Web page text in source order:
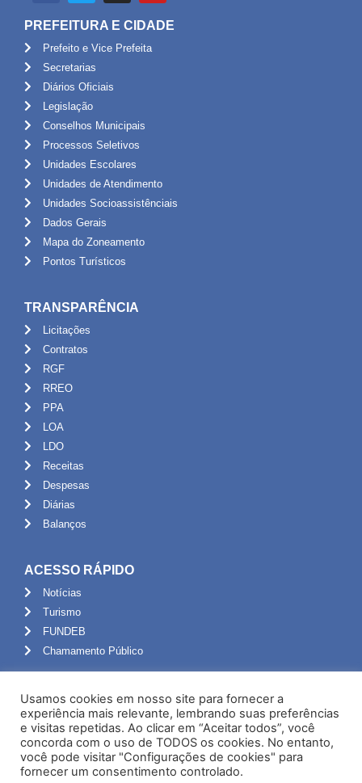
PREFEITURA E CIDADE
Prefeito e Vice Prefeita
Secretarias
Diários Oficiais
Legislação
Conselhos Municipais
Processos Seletivos
Unidades Escolares
Unidades de Atendimento
Unidades Socioassistênciais
Dados Gerais
Mapa do Zoneamento
Pontos Turísticos
TRANSPARÊNCIA
Licitações
Contratos
RGF
RREO
PPA
LOA
LDO
Receitas
Despesas
Diárias
Balanços
ACESSO RÁPIDO
Notícias
Turismo
FUNDEB
Chamamento Público
Portal do Servidor
Webmail
Administração
Usamos cookies em nosso site para fornecer a
experiência mais relevante, lembrando suas preferências
e visitas repetidas. Ao clicar em “Aceitar todos”, você
concorda com o uso de TODOS os cookies. No entanto,
você pode visitar "Configurações de cookies" para
fornecer um consentimento controlado.